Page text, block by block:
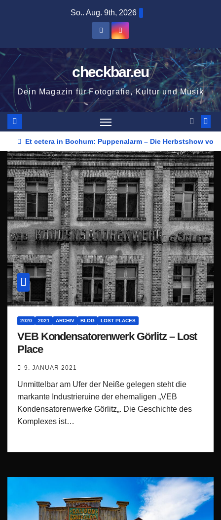
So.. Aug. 9th, 2026
checkbar.eu
Dein Magazin für Fotografie, Kultur und Musik
Et cetera in Bochum: Puppenalarm – Die Herbstshow
2020 2021 ARCHIV BLOG LOST PLACES
VEB Kondensatorenwerk Görlitz – Lost
Place
9. JANUAR 2021
Unmittelbar am Ufer der Neiße gelegen steht die
markante Industrieruine der ehemaligen „VEB
Kondensatorenwerke Görlitz„. Die Geschichte des
Komplexes ist…